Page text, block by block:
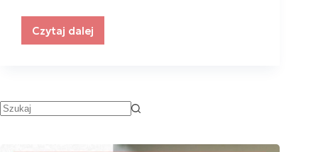
Czytaj dalej
Planer
CREATE.
Elegancki
nastawiony